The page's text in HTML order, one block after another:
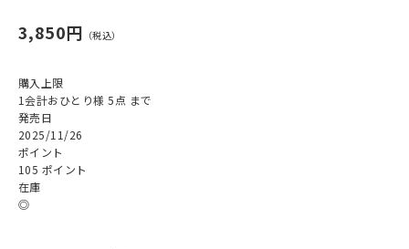
3,850円
購入上限
1会計おひとり様 5点 まで
発売日
2025/11/26
ポイント
105 ポイント
在庫
◎